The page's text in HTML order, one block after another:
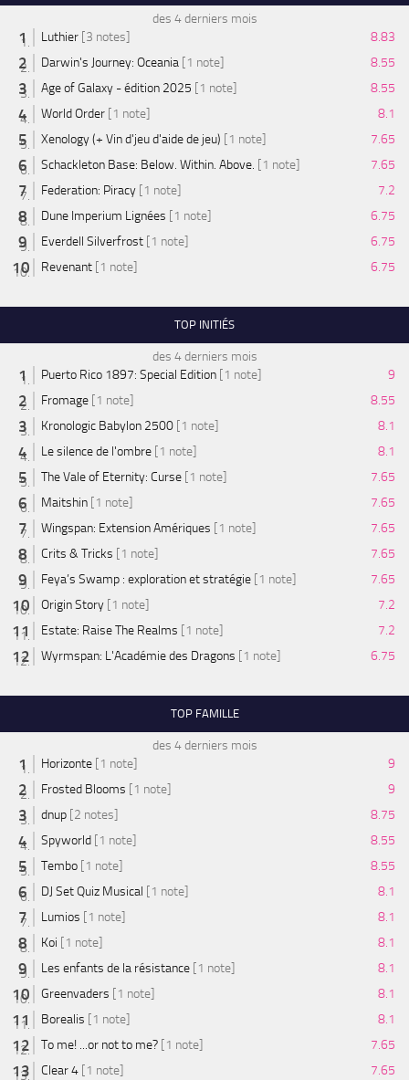
des 4 derniers mois
Luthier [3 notes]
8.83
Darwin's Journey: Oceania [1 note]
8.55
Age of Galaxy - édition 2025 [1 note]
8.55
World Order [1 note]
8.1
Xenology (+ Vin d'jeu d'aide de jeu) [1 note]
7.65
Schackleton Base: Below. Within. Above. [1 note]
7.65
Federation: Piracy [1 note]
7.2
Dune Imperium Lignées [1 note]
6.75
Everdell Silverfrost [1 note]
6.75
Revenant [1 note] 6.75
TOP INITIÉS
des 4 derniers mois
Puerto Rico 1897: Special Edition [1 note]
9
Fromage [1 note]
8.55
Kronologic Babylon 2500 [1 note]
8.1
Le silence de l'ombre [1 note]
8.1
The Vale of Eternity: Curse [1 note]
7.65
Maitshin [1 note]
7.65
Wingspan: Extension Amériques [1 note]
7.65
Crits & Tricks [1 note]
7.65
Feya’s Swamp : exploration et stratégie [1 note]
7.65
Origin Story [1 note]
7.2
Estate: Raise The Realms [1 note]
7.2
Wyrmspan: L'Académie des Dragons [1 note] 6.75
TOP FAMILLE
des 4 derniers mois
Horizonte [1 note]
9
Frosted Blooms [1 note]
9
dnup [2 notes]
8.75
Spyworld [1 note]
8.55
Tembo [1 note]
8.55
DJ Set Quiz Musical [1 note]
8.1
Lumios [1 note]
8.1
Koi [1 note]
8.1
Les enfants de la résistance [1 note]
8.1
Greenvaders [1 note]
8.1
Borealis [1 note]
8.1
To me! ...or not to me? [1 note]
7.65
Clear 4 [1 note]
7.65